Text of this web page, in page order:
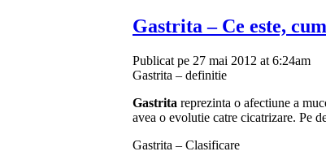
Gastrita – Ce este,
Publicat pe 27 mai 2012 at 6:24am
Gastrita – definitie
Gastrita reprezinta o afectiune a
avea o evolutie catre cicatrizare. Pe
Gastrita – Clasificare